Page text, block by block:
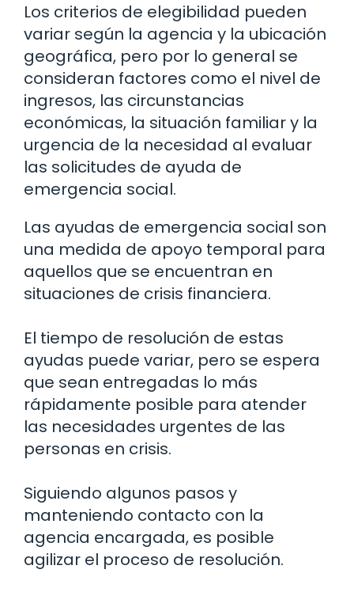
Los criterios de elegibilidad pueden
variar según la agencia y la ubicación
geográfica, pero por lo general se
consideran factores como el nivel de
ingresos, las circunstancias
económicas, la situación familiar y la
urgencia de la necesidad al evaluar
las solicitudes de ayuda de
emergencia social.
Las ayudas de emergencia social son
una medida de apoyo temporal para
aquellos que se encuentran en
situaciones de crisis financiera.
El tiempo de resolución de estas
ayudas puede variar, pero se espera
que sean entregadas lo más
rápidamente posible para atender
las necesidades urgentes de las
personas en crisis.
Siguiendo algunos pasos y
manteniendo contacto con la
agencia encargada, es posible
agilizar el proceso de resolución.